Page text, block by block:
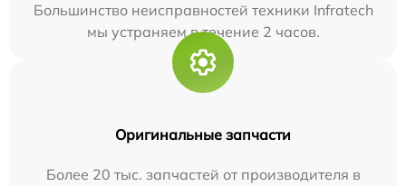
Большинство неисправностей техники Infratech
мы устраняем в течение 2 часов.
Оригинальные запчасти
Более 20 тыс. запчастей от производителя в